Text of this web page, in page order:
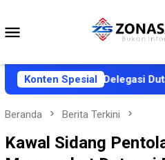
konten
Konten SpesialDelegasi Duta
Beranda Berita Terkini
Kawal Sidang